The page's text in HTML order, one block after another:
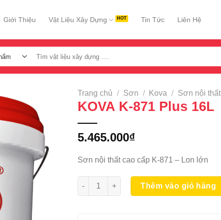
Giới Thiệu Vật Liệu Xây Dựng Tin Tức Liên Hệ
kiếm:
Trang chủ / Sơn / Kova / Sơn nội thất
KOVA K-871 Plus 16L
5.465.000₫
Sơn nội thất cao cấp K-871 – Lon lớn
KOVA K-871 Plus 16L số lượng
Thêm vào giỏ hàng